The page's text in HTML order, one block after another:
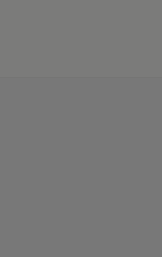
ンペーン開催中